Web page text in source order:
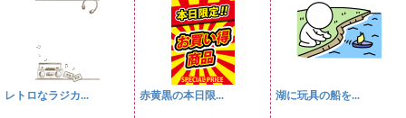
レトロなラジカ... 赤黄黒の本日限... 湖に玩具の船を...